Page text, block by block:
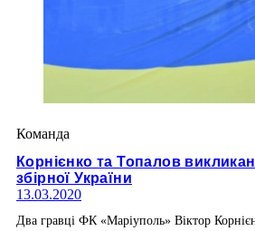
Команда
Корнієнко та Топалов
збірної України
13.03.2020
Два гравці ФК «Маріуполь» Віктор